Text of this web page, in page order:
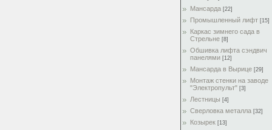
Мансарда [22]
Промышленный лифт [15]
Каркас зимнего сада в
Стрельне [8]
Обшивка лифта сэндвич
панелями [12]
Мансарда в Вырице [29]
Монтаж стенки на заводе
"Электропульт" [3]
Лестницы [4]
Сверловка металла [32]
Козырек [13]